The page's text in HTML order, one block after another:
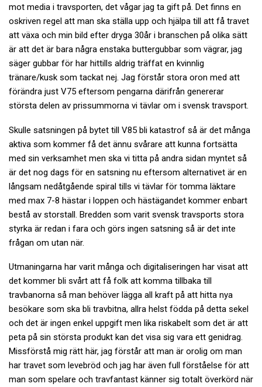
mot media i travsporten, det vågar jag ta gift på. Det finns en
oskriven regel att man ska ställa upp och hjälpa till att få travet
att växa och min bild efter dryga 30år i branschen på olika sätt
är att det är bara några enstaka buttergubbar som vägrar, jag
säger gubbar för har hittills aldrig träffat en kvinnlig
tränare/kusk som tackat nej. Jag förstår stora oron med att
förändra just V75 eftersom pengarna därifrån genererar
största delen av prissummorna vi tävlar om i svensk travsport.
Skulle satsningen på bytet till V85 bli katastrof så är det många
aktiva som kommer få det ännu svårare att kunna fortsätta
med sin verksamhet men ska vi titta på andra sidan myntet så
är det nog dags för en satsning nu eftersom alternativet är en
långsam nedåtgående spiral tills vi tävlar för tomma läktare
med max 7-8 hästar i loppen och hästägandet kommer enbart
bestå av storstall. Bredden som varit svensk travsports stora
styrka är redan i fara och görs ingen satsning så är det inte
frågan om utan när.
Utmaningarna har varit många och digitaliseringen har visat att
det kommer bli svårt att få folk att komma tillbaka till
travbanorna så man behöver lägga all kraft på att hitta nya
besökare som ska bli travbitna, allra helst födda på detta sekel
och det är ingen enkel uppgift men lika riskabelt som det är att
peta på sin största produkt kan det visa sig vara ett genidrag.
Missförstå mig rätt här, jag förstår att man är orolig om man
har travet som levebröd och jag har även full förståelse för att
man som spelare och travfantast känner sig totalt överkörd när